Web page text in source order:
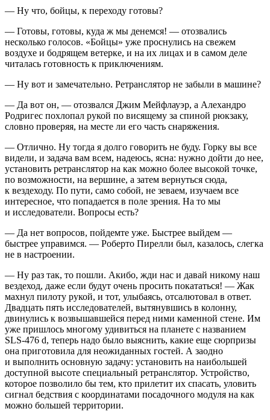
— Ну что, бойцы, к переходу готовы?
— Готовы, готовы, куда ж мы денемся! — отозвались
несколько голосов. «Бойцы» уже проснулись на свежем
воздухе и бодрящем ветерке, и на их лицах и в самом деле
читалась готовность к приключениям.
— Ну вот и замечательно. Ретранслятор не забыли в машине?
— Да вот он, — отозвался Джим Мейфлауэр, а Алехандро
Родригес похлопал рукой по висящему за спиной рюкзаку,
словно проверяя, на месте ли его часть снаряжения.
— Отлично. Ну тогда я долго говорить не буду. Горку вы все
видели, и задача вам всем, надеюсь, ясна: нужно дойти до нее,
установить ретранслятор на как можно более высокой точке,
по возможности, на вершине, а затем вернуться сюда,
к вездеходу. По пути, само собой, не зеваем, изучаем все
интересное, что попадается в поле зрения. На то мы
и исследователи. Вопросы есть?
— Да нет вопросов, пойдемте уже. Быстрее выйдем —
быстрее управимся. — Роберто Пирелли был, казалось, слегка
не в настроении.
— Ну раз так, то пошли. Акибо, жди нас и давай никому наш
вездеход, даже если будут очень просить покататься! — Жак
махнул пилоту рукой, и тот, улыбаясь, отсалютовал в ответ.
Двадцать пять исследователей, вытянувшись в колонну,
двинулись к возвышавшейся перед ними каменной стене. Им
уже пришлось многому удивиться на планете с названием
SLS-476 d, теперь надо было выяснить, какие еще сюрпризы
она приготовила для неожиданных гостей. А заодно
и выполнить основную задачу: установить на наибольшей
доступной высоте специальный ретранслятор. Устройство,
которое позволило бы тем, кто прилетит их спасать, уловить
сигнал бедствия с координатами посадочного модуля на как
можно большей территории.